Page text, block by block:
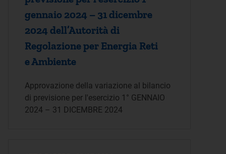
gennaio 2024 – 31 dicembre
2024 dell’Autorità di
Regolazione per Energia Reti
e Ambiente
Approvazione della variazione al bilancio
di previsione per l'esercizio 1° GENNAIO
2024 – 31 DICEMBRE 2024